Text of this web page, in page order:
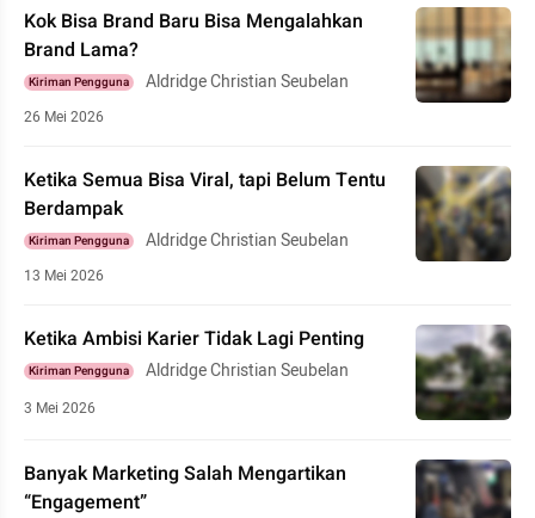
Kok Bisa Brand Baru Bisa Mengalahkan
Brand Lama?
Kiriman Pengguna Aldridge Christian Seubelan
26 Mei 2026
Ketika Semua Bisa Viral, tapi Belum Tentu
Berdampak
Kiriman Pengguna Aldridge Christian Seubelan
13 Mei 2026
Ketika Ambisi Karier Tidak Lagi Penting
Kiriman Pengguna Aldridge Christian Seubelan
3 Mei 2026
Banyak Marketing Salah Mengartikan
“Engagement”